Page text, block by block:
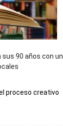
sus 90 años con un
proceso creativo